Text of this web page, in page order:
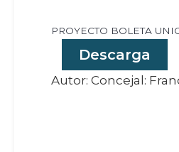
PROYECTO BOLETA
Descarga
Autor: Concejal: